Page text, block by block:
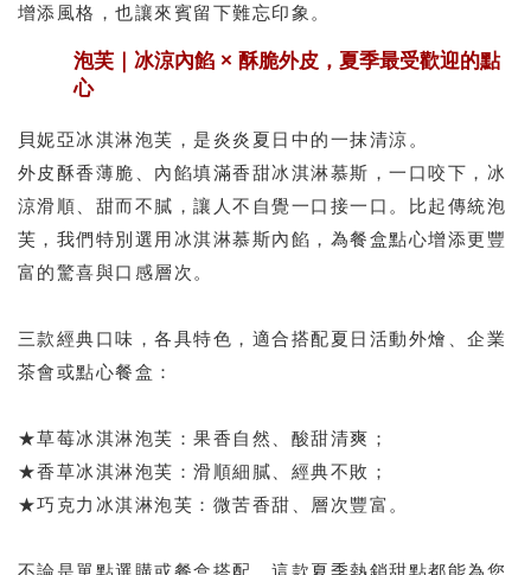
增添風格，也讓來賓留下難忘印象。
泡芙｜冰涼內餡 × 酥脆外皮，夏季最受歡迎的點
心
貝妮亞冰淇淋泡芙，是炎炎夏日中的一抹清涼。
外皮酥香薄脆、內餡填滿香甜冰淇淋慕斯，一口咬下，冰
涼滑順、甜而不膩，讓人不自覺一口接一口。比起傳統泡
芙，我們特別選用冰淇淋慕斯內餡，為餐盒點心增添更豐
富的驚喜與口感層次。
三款經典口味，各具特色，適合搭配夏日活動外燴、企業
茶會或點心餐盒：
★草莓冰淇淋泡芙：果香自然、酸甜清爽；
★香草冰淇淋泡芙：滑順細膩、經典不敗；
★巧克力冰淇淋泡芙： 微苦香甜、層次豐富。
不論是單點選購或餐盒搭配，這款夏季熱銷甜點都能為您